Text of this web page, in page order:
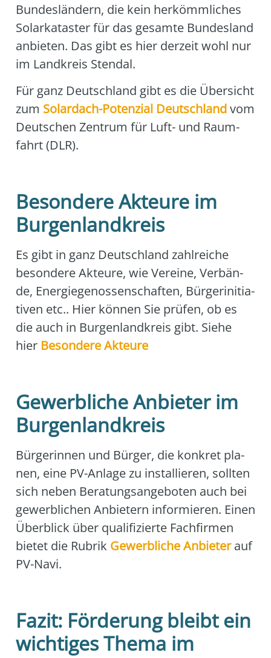
Bun­des­län­dern, die kein her­kömm­li­ches
Solar­ka­tas­ter für das gesam­te Bun­des­land
anbie­ten. Das gibt es hier der­zeit wohl nur
im Land­kreis Stend­al.
Für ganz Deutsch­land gibt es die Über­sicht
zum Solar­dach-Poten­zi­al Deutsch­landvom
Deut­schen Zen­trum für Luft- und Raum­
fahrt (DLR).
Besondere Akteure im
Burgenlandkreis
Es gibt in ganz Deutsch­land zahl­rei­che
beson­de­re Akteu­re, wie Ver­ei­ne, Ver­bän­
de, Ener­gie­ge­nos­sen­schaf­ten, Bür­ger­initia­
ti­ven etc.. Hier kön­nen Sie prü­fen, ob es
die auch in Bur­gen­land­kreis gibt. Sie­he
hier Beson­de­re Akteu­re
Gewerbliche Anbieter im
Burgenlandkreis
Bür­ge­rin­nen und Bür­ger, die kon­kret pla­
nen, eine PV-Anla­ge zu instal­lie­ren, soll­ten
sich neben Bera­tungs­an­ge­bo­ten auch bei
gewerb­li­chen Anbie­tern infor­mie­ren. Einen
Über­blick über qua­li­fi­zier­te Fach­fir­men
bie­tet die Rubrik Gewerb­li­che Anbie­terauf
PV-Navi.
Fazit: Förderung bleibt ein
wichtiges Thema im